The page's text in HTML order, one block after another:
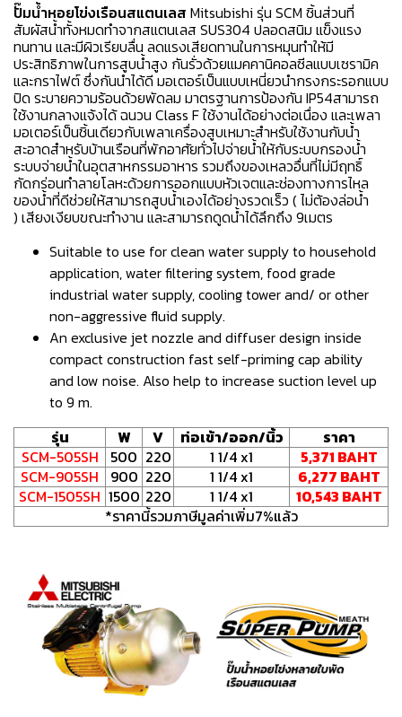
ปั๊มน้ำหอยโข่งเรือนสแตนเลส Mitsubishi รุ่น SCM ชิ้นส่วนที่
สัมผัสน้ำทั้งหมดทำจากสแตนเลส SUS304 ปลอดสนิม แข็งแรง
ทนทาน และมีผิวเรียบลื่น ลดแรงเสียดทานในการหมุนทำให้มี
ประสิทธิภาพในการสูบน้ำสูง กันรั่วด้วยแมคคานิคอลซีลแบบเซรามิค
และกราไฟต์ ซึ่งกันนำได้ดี มอเตอร์เป็นแบบเหนี่ยวนำกรงกระรอกแบบ
ปิด ระบายความร้อนด้วยพัดลม มาตรฐานการป้องกัน IP54สามารถ
ใช้งานกลางแจ้งได้ ฉนวน Class F ใช้งานได้อย่างต่อเนื่อง และเพลา
มอเตอร์เป็นชิ้นเดียวกับเพลาเครื่องสูบเหมาะสำหรับใช้งานกับน้ำ
สะอาดสำหรับบ้านเรือนที่พักอาศัยทั่วไปจ่ายน้ำให้กับระบบกรองน้ำ
ระบบจ่ายน้ำในอุตสาหกรรมอาหาร รวมถึงของเหลวอื่นที่ไม่มีฤทธิ์
กัดกร่อนทำลายโลหะด้วยการออกแบบหัวเจตและช่องทางการไหล
ของน้ำที่ดีช่วยให้สามารถสูบน้ำเองได้อย่างรวดเร็ว ( ไม่ต้องล่อน้ำ
) เสียงเงียบขณะทำงาน และสามารถดูดน้ำได้ลึกถึง 9เมตร
Suitable to use for clean water supply to household
application, water filtering system, food grade
industrial water supply, cooling tower and/ or other
non-aggressive fluid supply.
An exclusive jet nozzle and diffuser design inside
compact construction fast self-priming cap ability
and low noise. Also help to increase suction level up
to 9 m.
รุ่น
W V ท่อเข้า/ออก/นิ้ว
ราคา
SCM-505SH
500 220 1 1/4 x1
5,371 BAHT
SCM-905SH
900 220 1 1/4 x1
6,277 BAHT
SCM-1505SH 1500 220 1 1/4 x1
10,543 BAHT
*ราคานี้รวมภาษีมูลค่าเพิ่ม7%แล้ว